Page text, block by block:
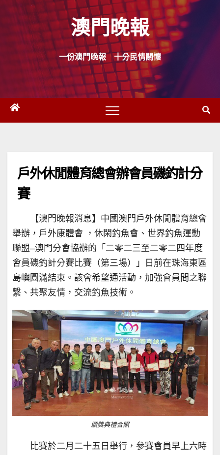
Skip
content
澳門晚報
一份澳門晚報 十分民情關懷
戶外休閒體育總會辦會員磯釣計分
賽
【澳門晚報消息】中國澳門戶外休閒體育總會
舉辦，戶外康體會 ，休閑釣魚會、世界釣魚運動
聯盟–澳門分會協辦的「二零二三至二零二四年度
會員磯釣計分賽比賽（第三場）」日前在珠海東區
島嶼圓滿結束。該會希望通活動，加強會員間之聯
繫、共聚友情，交流釣魚技術。
頒獎典禮合照
比賽於二月二十五日舉行，參賽會員早上六時